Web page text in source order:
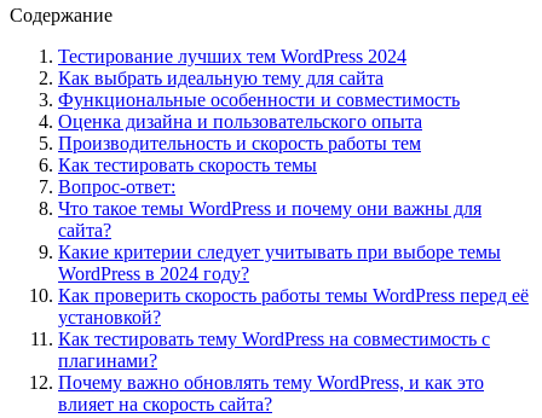
Содержание
Тестирование лучших тем WordPress 2024
Как выбрать идеальную тему для сайта
Функциональные особенности и совместимость
Оценка дизайна и пользовательского опыта
Производительность и скорость работы тем
Как тестировать скорость темы
Вопрос-ответ:
Что такое темы WordPress и почему они важны для
сайта?
Какие критерии следует учитывать при выборе темы
WordPress в 2024 году?
Как проверить скорость работы темы WordPress перед её
установкой?
Как тестировать тему WordPress на совместимость с
плагинами?
Почему важно обновлять тему WordPress, и как это
влияет на скорость сайта?